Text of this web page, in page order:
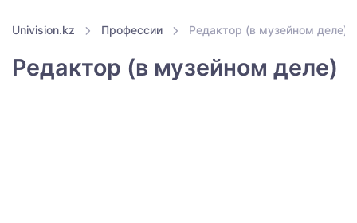
Univision.kz Профессии Редактор (в музейном деле)
Редактор (в музейном деле)